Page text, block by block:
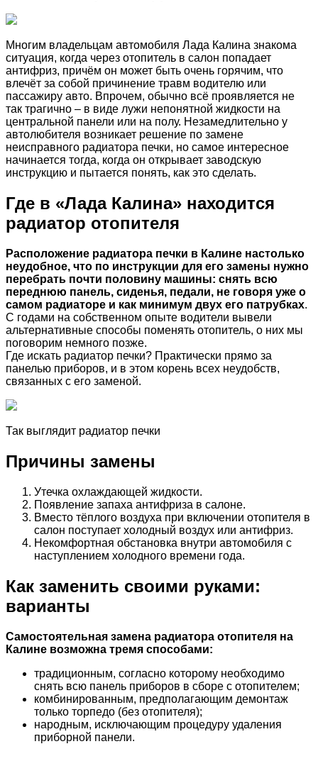
Многим владельцам автомобиля Лада Калина знакома
ситуация, когда через отопитель в салон попадает
антифриз, причём он может быть очень горячим, что
влечёт за собой причинение травм водителю или
пассажиру авто. Впрочем, обычно всё проявляется не
так трагично – в виде лужи непонятной жидкости на
центральной панели или на полу. Незамедлительно у
автолюбителя возникает решение по замене
неисправного радиатора печки, но самое интересное
начинается тогда, когда он открывает заводскую
инструкцию и пытается понять, как это сделать.
Где в «Лада Калина» находится
радиатор отопителя
Расположение радиатора печки в Калине настолько
неудобное, что по инструкции для его замены нужно
перебрать почти половину машины: снять всю
переднюю панель, сиденья, педали, не говоря уже о
самом радиаторе и как минимум двух его патрубках.
С годами на собственном опыте водители вывели
альтернативные способы поменять отопитель, о них мы
поговорим немного позже.
Где искать радиатор печки? Практически прямо за
панелью приборов, и в этом корень всех неудобств,
связанных с его заменой.
Так выглядит радиатор печки
Причины замены
Утечка охлаждающей жидкости.
Появление запаха антифриза в салоне.
Вместо тёплого воздуха при включении отопителя в
салон поступает холодный воздух или антифриз.
Некомфортная обстановка внутри автомобиля с
наступлением холодного времени года.
Как заменить своими руками:
варианты
Самостоятельная замена радиатора отопителя на
Калине возможна тремя способами:
традиционным, согласно которому необходимо
снять всю панель приборов в сборе с отопителем;
комбинированным, предполагающим демонтаж
только торпедо (без отопителя);
народным, исключающим процедуру удаления
приборной панели.